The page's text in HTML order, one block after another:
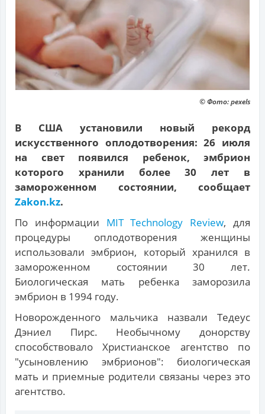
© Фото: pexels
В США установили новый рекорд
искусственного оплодотворения: 26 июля
на свет появился ребенок, эмбрион
которого хранили более 30 лет в
замороженном состоянии, сообщает
Zakon.kz.
По информации MIT Technology Review, для
процедуры оплодотворения женщины
использовали эмбрион, который хранился в
замороженном состоянии 30 лет.
Биологическая мать ребенка заморозила
эмбрион в 1994 году.
Новорожденного мальчика назвали Тедеус
Дэниел Пирс. Необычному донорству
способствовало Христианское агентство по
"усыновлению эмбрионов": биологическая
мать и приемные родители связаны через это
агентство.